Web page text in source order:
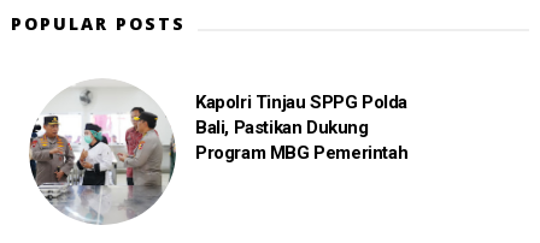
POPULAR POSTS
Kapolri Tinjau SPPG Polda
Bali, Pastikan Dukung
Program MBG Pemerintah